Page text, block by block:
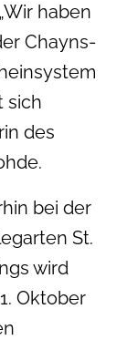
haben
Chayns-
sich
des
bei der
St.
wird
Oktober